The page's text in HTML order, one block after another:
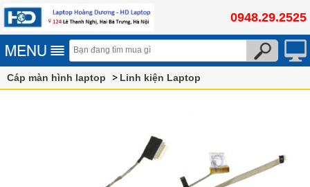
0948.29.2525
Cáp màn hình laptop
Linh kiện Laptop